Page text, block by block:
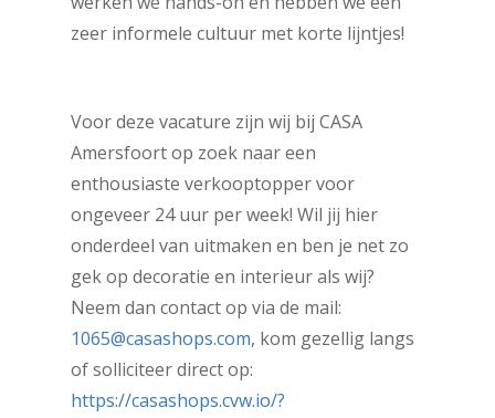
zeer informele cultuur met korte lijntjes!
Voor deze vacature zijn wij bij CASA
Amersfoort op zoek naar een
enthousiaste verkooptopper voor
ongeveer 24 uur per week! Wil jij hier
onderdeel van uitmaken en ben je net zo
gek op decoratie en interieur als wij?
Neem dan contact op via de mail:
1065@casashops.com, kom gezellig langs
of solliciteer direct op:
https://casashops.cvw.io/?